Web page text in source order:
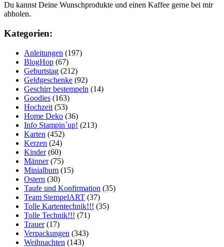
Du kannst Deine Wunschprodukte und einen Kaffee gerne bei mir
abholen.
Kategorien:
Anleitungen (197)
BlogHop (67)
Geburtstag (212)
Geldgeschenke (92)
Geschirr bestempeln (14)
Goodies (163)
Hochzeit (53)
Home Deko (36)
Info Stampin´up! (213)
Karten (452)
Kerzen (24)
Kinder(60)
Männer(75)
Minialbum (15)
Ostern (30)
Taufe und Konfirmation (35)
Team StempelART (37)
Tolle Kartentechnik!!! (35)
Tolle Technik!!! (71)
Trauer(17)
Verpackungen (343)
Weihnachten (143)